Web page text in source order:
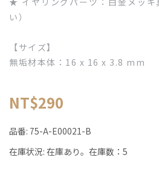
い）
【サイズ】
無垢材本体：16 x 16 x 3.8 mm
NT$290
品番: 75-A-E00021-B
在庫状況: 在庫あり。在庫数：5